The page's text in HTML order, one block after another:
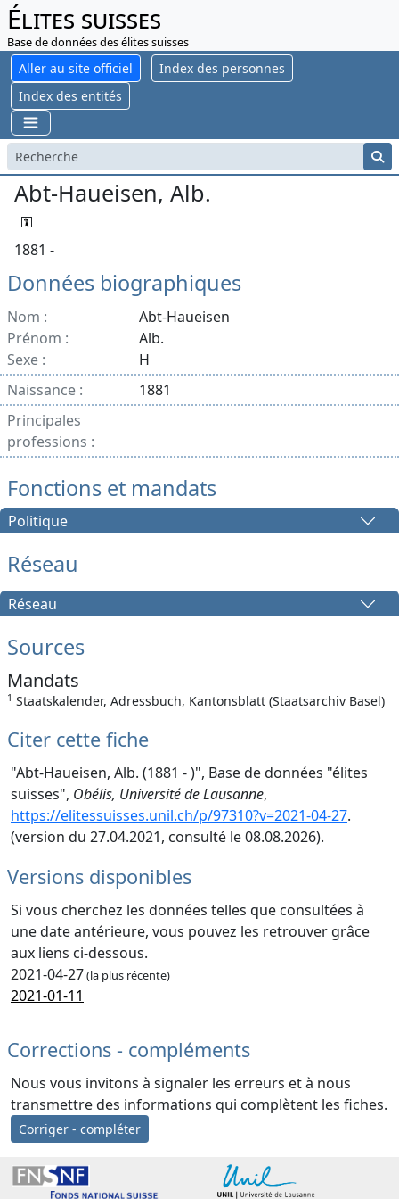
Élites suisses
Base de données des élites suisses
Aller au site officiel
Index des personnes
Index des entités
Abt-Haueisen, Alb.
1881 -
Données biographiques
Nom :
Abt-Haueisen
Prénom :
Alb.
Sexe :
H
Naissance :
1881
Principales
professions :
Fonctions et mandats
Politique
Réseau
Réseau
Sources
Mandats
1 Staatskalender, Adressbuch, Kantonsblatt (Staatsarchiv Basel)
Citer cette fiche
"Abt-Haueisen, Alb. (1881 - )", Base de données "élites
suisses", Obélis, Université de Lausanne,
https://elitessuisses.unil.ch/p/97310?v=2021-04-27.
(version du 27.04.2021, consulté le 08.08.2026).
Versions disponibles
Si vous cherchez les données telles que consultées à
une date antérieure, vous pouvez les retrouver grâce
aux liens ci-dessous.
2021-04-27(la plus récente)
2021-01-11
Corrections - compléments
Nous vous invitons à signaler les erreurs et à nous
transmettre des informations qui complètent les fiches.
Corriger - compléter